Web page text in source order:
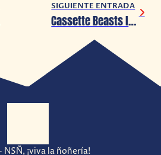
SIGUIENTE ENTRADA
Cassette Beasts llegará a consolas en abril 2023
¡viva la ñoñería!